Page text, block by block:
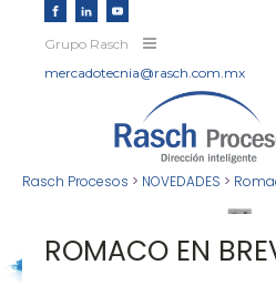
Grupo Rasch
mercadotecnia@rasch.com.mx
Rasch Procesos > NOVEDADES >
ROMACO EN